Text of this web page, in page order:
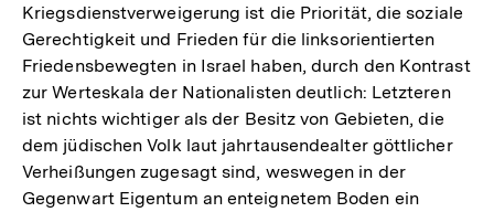
Kriegsdienstverweigerung ist die Priorität, die soziale
Gerechtigkeit und Frieden für die linksorientierten
Friedensbewegten in Israel haben, durch den Kontrast
zur Werteskala der Nationalisten deutlich: Letzteren
ist nichts wichtiger als der Besitz von Gebieten, die
dem jüdischen Volk laut jahrtausendealter göttlicher
Verheißungen zugesagt sind, weswegen in der
Gegenwart Eigentum an enteignetem Boden ein